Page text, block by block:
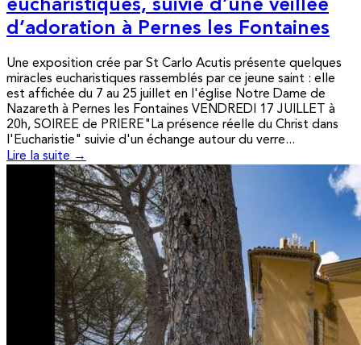
eucharistiques, suivie d’une veillée
d’adoration à Pernes les Fontaines
Une exposition crée par St Carlo Acutis présente quelques
miracles eucharistiques rassemblés par ce jeune saint : elle
est affichée du 7 au 25 juillet en l'église Notre Dame de
Nazareth à Pernes les Fontaines VENDREDI 17 JUILLET à
20h, SOIREE de PRIERE"La présence réelle du Christ dans
l'Eucharistie" suivie d'un échange autour du verre...
Lire la suite →